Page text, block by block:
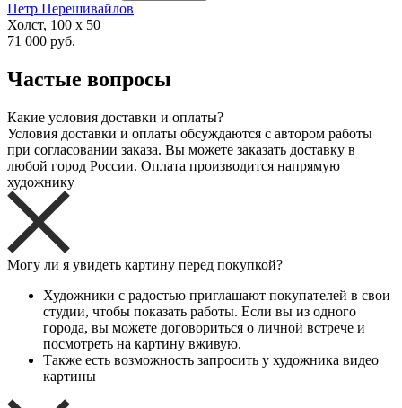
Петр Перешивайлов
Холст, 100 x 50
71 000 руб.
Частые вопросы
Какие условия доставки и оплаты?
Условия доставки и оплаты обсуждаются с автором работы
при согласовании заказа. Вы можете заказать доставку в
любой город России. Оплата производится напрямую
художнику
Могу ли я увидеть картину перед покупкой?
Художники с радостью приглашают покупателей в свои
студии, чтобы показать работы. Если вы из одного
города, вы можете договориться о личной встрече и
посмотреть на картину вживую.
Также есть возможность запросить у художника видео
картины